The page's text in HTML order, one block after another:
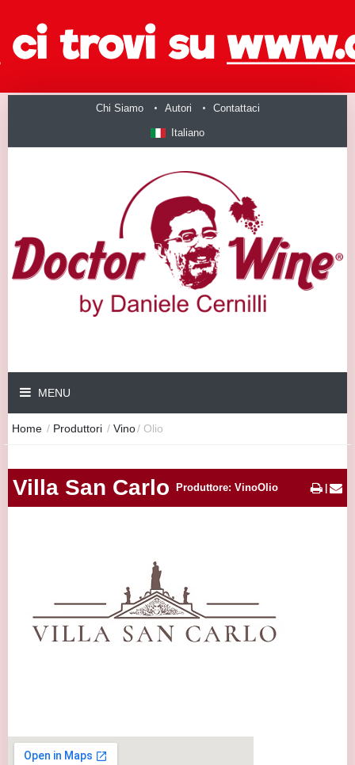
Chi Siamo Autori Contattaci
Italiano
MENU
Home / Produttori / Vino/ Olio
Villa San Carlo Produttore: VinoOlio |